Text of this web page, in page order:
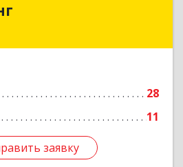
28
11
заявку
Подробнее
заявку